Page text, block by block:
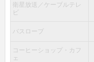
衛星放送／ケーブルテレ
ビ
バスローブ
コーヒーショップ・カフ
ェ